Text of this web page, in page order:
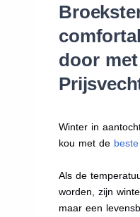
door
Winter in
kou met de
Als de
worden, zijn
maar een